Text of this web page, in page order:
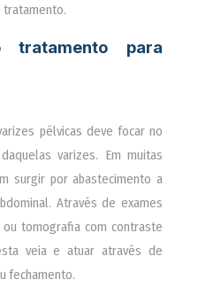
tratamento.
tratamento para
pélvicas deve focar no
varizes. Em muitas
surgir por abastecimento a
Através de exames
tomografia com contraste
veia e atuar através de
fechamento.